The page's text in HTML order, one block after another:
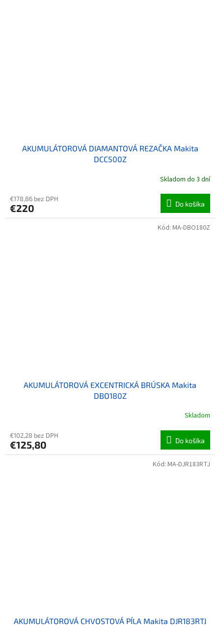
AKUMULÁTOROVÁ DIAMANTOVÁ REZAČKA Makita
DCC500Z
Skladom do 3 dní
€178,86 bez DPH
€220 Do košíka
AKUMULÁTOROVÁ EXCENTRICKÁ BRÚSKA Makita
DBO180Z
Skladom
€102,28 bez DPH
€125,80 Do košíka
Kód: MA-DBO180Z
AKUMULÁTOROVÁ CHVOSTOVÁ PÍLA Makita DJR183RTJ
Kód: MA-DJR183RTJ